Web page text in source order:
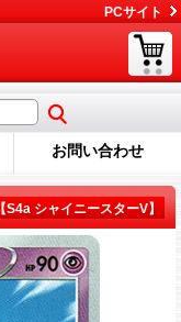
PCサイト
お問い合わせ
【S4a シャイニースターV】